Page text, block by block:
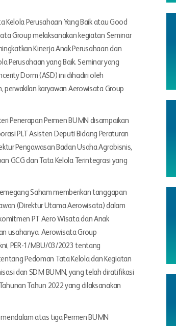
Perusahaan Yang Baik atau Good
Group melaksanakan kegiatan Seminar
Kinerja Anak Perusahaan dan
Perusahaan yang Baik. Seminar yang
Dorm (ASD) ini dihadiri oleh
perwakilan karyawan Aerowisata Group
Penerapan Permen BUMN disampaikan
PLT Asisten Deputi Bidang Peraturan
Pengawasan Badan Usaha Agrobisnis,
GCG dan Tata Kelola Terintegrasi yang
Saham memberikan tanggapan
(Direktur Utama Aerowisata) dalam
PT Aero Wisata dan Anak
usahanya. Aerowisata Group
PER-1/MBU/03/2023 tentang
Pedoman Tata Kelola dan Kegiatan
dan SDM BUMN, yang telah diratifikasi
Tahun 2022 yang dilaksanakan
atas tiga Permen BUMN